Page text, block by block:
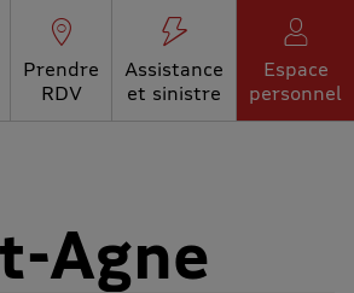
Prendre
RDV
Assistance
et sinistre
Espace
personnel
Agne